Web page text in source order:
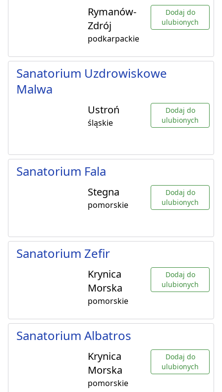
Rymanów-
Zdrój
podkarpackie
Dodaj do
ulubionych
Sanatorium Uzdrowiskowe
Malwa
Ustroń
śląskie
Dodaj do
ulubionych
Sanatorium Fala
Stegna
pomorskie
Dodaj do
ulubionych
Sanatorium Zefir
Krynica
Morska
pomorskie
Dodaj do
ulubionych
Sanatorium Albatros
Krynica
Morska
pomorskie
Dodaj do
ulubionych